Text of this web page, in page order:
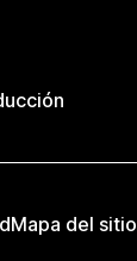
Mapa del sitio